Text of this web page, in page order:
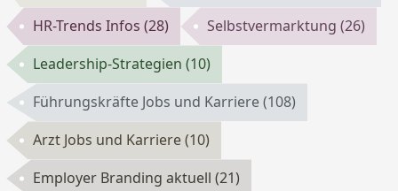
HR-Trends Infos(28) Selbstvermarktung(26)
Leadership-Strategien(10)
Führungskräfte Jobs und Karriere(108)
Arzt Jobs und Karriere(10)
Employer Branding aktuell(21)